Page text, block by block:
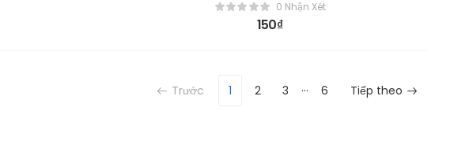
0 Nhận Xét
150₫
Trước 1 2 3 … 6 Tiếp theo